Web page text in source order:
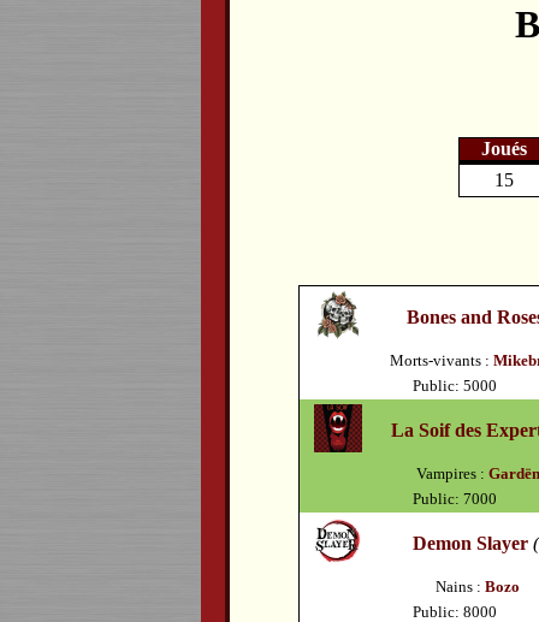
Joués
15
Bones and
Morts-vivants :
Public: 5000
La Soif des
Vampires : Gardën
Public: 7000
Demon Slayer
Nains :Bozo
Public: 8000